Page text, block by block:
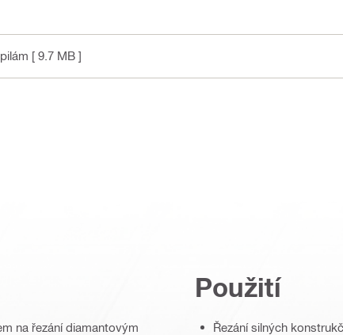
[ 9.7 MB ]
na řezání diamantovým
Použití
Řezání silných